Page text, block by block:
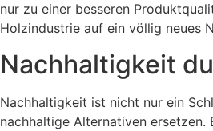
nur zu einer besseren
Holzindustrie auf ein völlig neues
Nachhaltigkeit
Nachhaltigkeit ist nicht nur ein
nachhaltige Alternativen